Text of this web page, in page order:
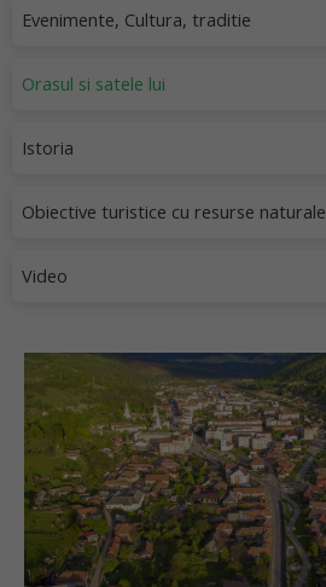
Evenimente, Cultura, traditie
Orasul si satele lui
Istoria
Obiective turistice cu resurse naturale
Video